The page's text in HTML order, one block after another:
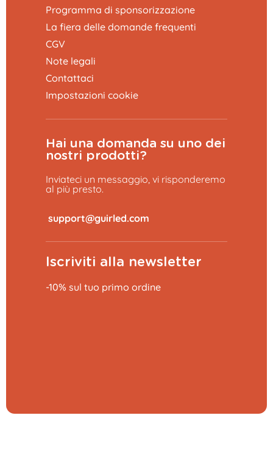
Programma di sponsorizzazione
La fiera delle domande frequenti
CGV
Note legali
Contattaci
Impostazioni cookie
Hai una domanda su uno dei
nostri prodotti?
Inviateci un messaggio, vi risponderemo
al più presto.
Iscriviti alla newsletter
-10% sul tuo primo ordine